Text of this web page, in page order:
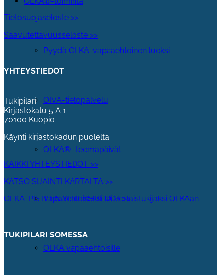
Pyydä OLKA-vapaaehtoinen tueksi
OIVA-tietopalvelu
OLKA® -teemapäivät
Vapaaehtoiseksi tai vertaistukijaksi OLKAan
OLKA vapaaehtoisille
Tietosuojaseloste >>
Saavutettavuusseloste >>
YHTEYSTIEDOT
Tukipilari
Kirjastokatu 5 A 1
70100 Kuopio
Käynti kirjastokadun puolelta
KAIKKI YHTEYSTIEDOT >>
KATSO SIJAINTI KARTALTA >>
OLKA-PISTEEN YHTEYSTIEDOT >>
TUKIPILARI SOMESSA